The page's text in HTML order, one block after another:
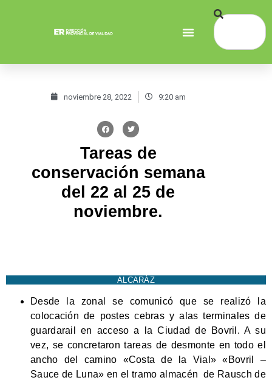
noviembre 28, 2022 9:20 am
Tareas de
conservación semana
del 22 al 25 de
noviembre.
ALCARÁZ
Desde la zonal se comunicó que se realizó la
colocación de postes cebras y alas terminales de
guardarail en acceso a la Ciudad de Bovril. A su
vez, se concretaron tareas de desmonte en todo el
ancho del camino «Costa de la Vial» «Bovril –
Sauce de Luna» en el tramo almacén de Rausch de